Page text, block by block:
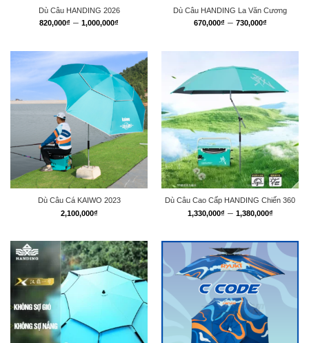
Dù Câu HANDING 2026
820,000₫ – 1,000,000₫
820,000₫
1,000,000₫
Dù Câu HANDING La Văn Cương
670,000₫ – 730,000₫Khoảng
670,000₫
Dù Câu Cá KAIWO 2023
2,100,000₫
Dù Câu Cao Cấp HANDING Chiến 360
1,330,000₫ – 1,380,000₫Khoảng
đến